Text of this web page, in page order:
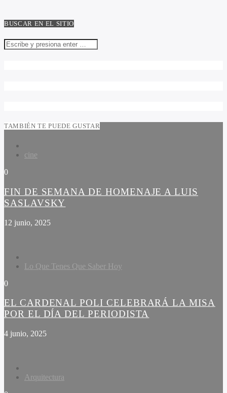
BUSCAR EN EL SITIO
TAMBIÉN TE PUEDE GUSTAR
cine
0
FIN DE SEMANA DE HOMENAJE A LUIS
SASLAVSKY
12 junio, 2025
Lo Que Tenes Que Saber Hoy
0
EL CARDENAL POLI CELEBRARÁ LA MISA
POR EL DÍA DEL PERIODISTA
4 junio, 2025
Arquitectura